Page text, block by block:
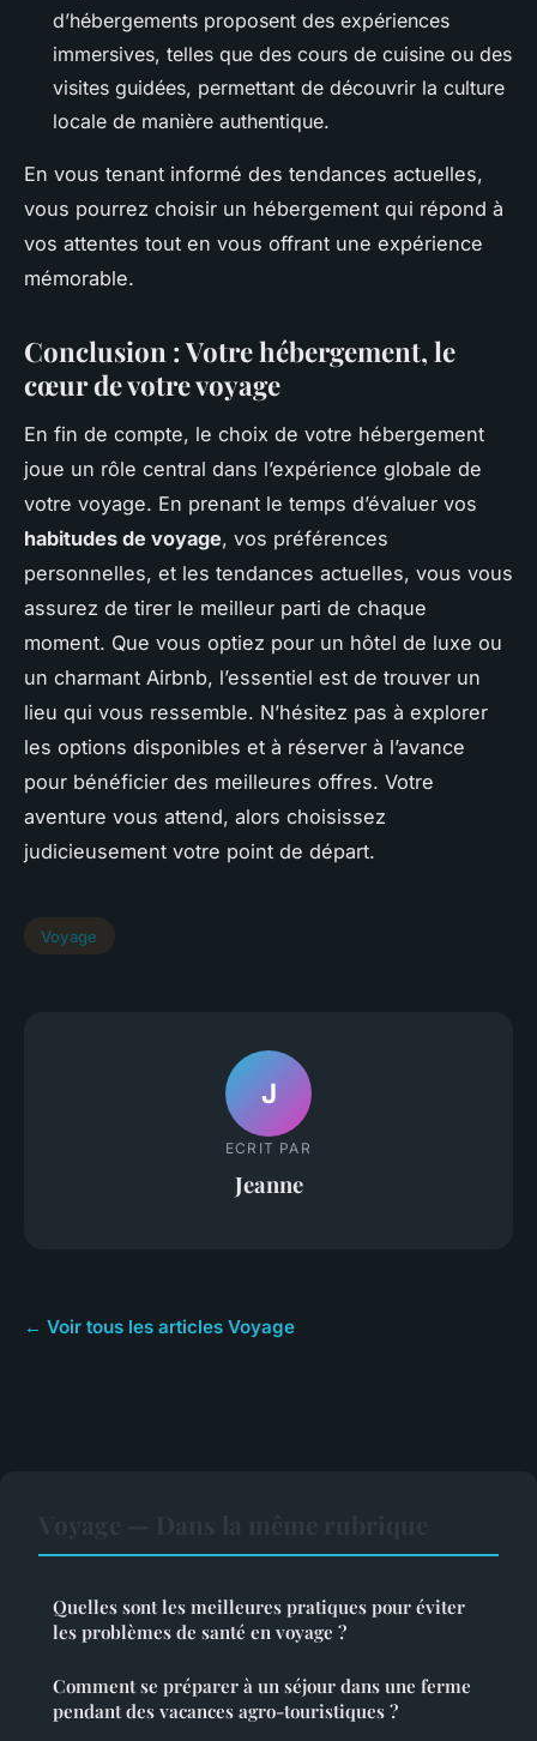
d’hébergements proposent des expériences
immersives, telles que des cours de cuisine ou des
visites guidées, permettant de découvrir la culture
locale de manière authentique.
En vous tenant informé des tendances actuelles,
vous pourrez choisir un hébergement qui répond à
vos attentes tout en vous offrant une expérience
mémorable.
Conclusion : Votre hébergement, le
cœur de votre voyage
En fin de compte, le choix de votre hébergement
joue un rôle central dans l’expérience globale de
votre voyage. En prenant le temps d’évaluer vos
habitudes de voyage, vos préférences
personnelles, et les tendances actuelles, vous vous
assurez de tirer le meilleur parti de chaque
moment. Que vous optiez pour un hôtel de luxe ou
un charmant Airbnb, l’essentiel est de trouver un
lieu qui vous ressemble. N’hésitez pas à explorer
les options disponibles et à réserver à l’avance
pour bénéficier des meilleures offres. Votre
aventure vous attend, alors choisissez
judicieusement votre point de départ.
Voyage
J
ECRIT PAR
Jeanne
← Voir tous les articles Voyage
Quelles sont les meilleures pratiques pour éviter
les problèmes de santé en voyage ?
Comment se préparer à un séjour dans une ferme
pendant des vacances agro-touristiques ?